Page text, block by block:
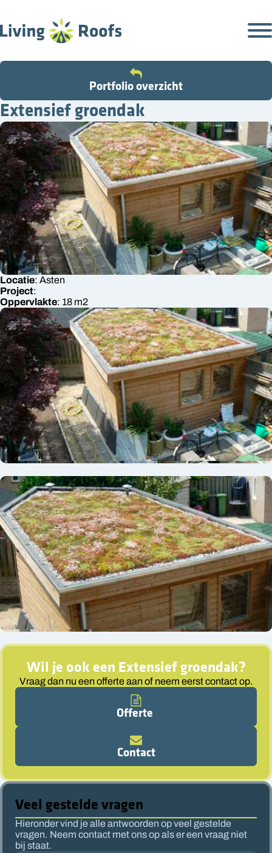
Portfolio overzicht
Extensief groendak
Locatie: Asten
Project:
Oppervlakte: 18 m2
Wil je ook een Extensief groendak?
Vraag dan nu een offerte aan of neem eerst contact op.
Offerte
Contact
Veel gestelde vragen
Hieronder vind je alle antwoorden op veel gestelde
vragen. Neem contact met ons op als er een vraag niet
bij staat.